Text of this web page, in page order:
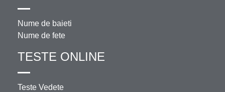
Nume de baieti
Nume de fete
TESTE ONLINE
Teste Vedete